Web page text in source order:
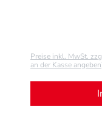
Preise inkl. MwSt.
an der Kasse